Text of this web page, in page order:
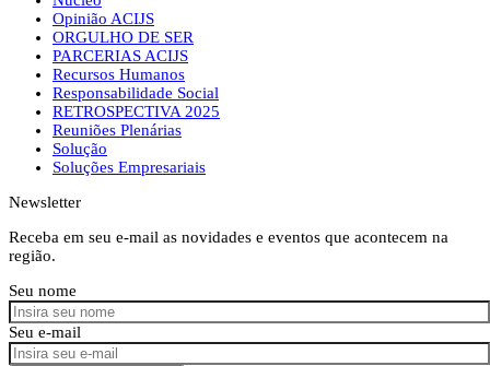
Opinião ACIJS
ORGULHO DE SER
PARCERIAS ACIJS
Recursos Humanos
Responsabilidade Social
RETROSPECTIVA 2025
Reuniões Plenárias
Solução
Soluções Empresariais
Newsletter
Receba em seu e-mail as novidades e eventos que acontecem na
região.
Seu nome
Seu e-mail